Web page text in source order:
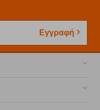
Εγγραφή